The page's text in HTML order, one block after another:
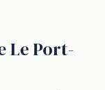
Le Port-